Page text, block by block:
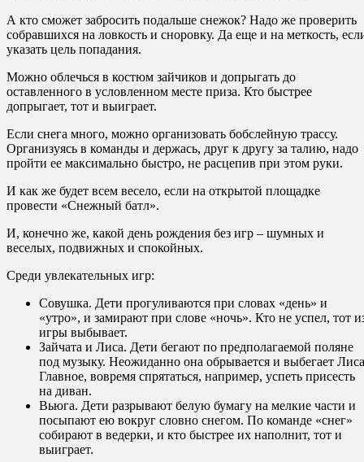
А кто сможет забросить подальше снежок? Надо же проверить
собравшихся на ловкость и сноровку. Да еще и на меткость,
указать цель попадания.
Можно облечься в костюм зайчиков и допрыгать до
оставленного в условленном месте приза. Кто быстрее
допрыгает, тот и выиграет.
Если снега много, можно организовать бобслейную трассу.
Организуясь в команды и держась, друг к другу за талию, надо
пройти ее максимально быстро, не расцепив при этом руки.
И как же будет всем весело, если на открытой площадке
провести «Снежный батл».
И, конечно же, какой день рождения без игр – шумных и
веселых, подвижных и спокойных.
Среди увлекательных игр:
Совушка. Дети прогуливаются при словах «день» и
«утро», и замирают при слове «ночь». Кто не успел, тот
игры выбывает.
Зайчата и Лиса. Дети бегают по предполагаемой поляне
под музыку. Неожиданно она обрывается и выбегает
Главное, вовремя спрятаться, например, успеть присесть
на диван.
Вьюга. Дети разрывают белую бумагу на мелкие части и
посыпают ею вокруг словно снегом. По команде «снег»
собирают в ведерки, и кто быстрее их наполнит, тот и
выиграет.